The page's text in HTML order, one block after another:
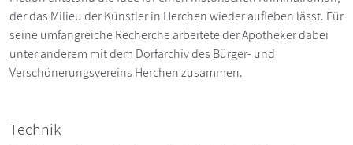
der das Milieu der Künstler in Herchen wieder aufleben lässt. Für
seine umfangreiche Recherche arbeitete der Apotheker dabei
unter anderem mit dem Dorfarchiv des Bürger- und
Verschönerungsvereins Herchen zusammen.
Technik